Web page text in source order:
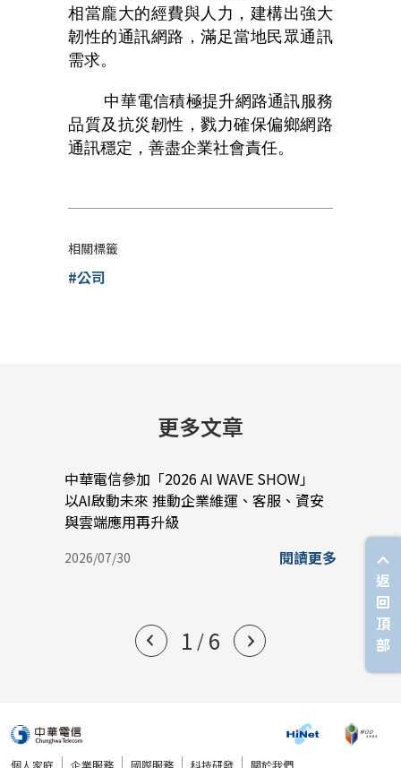
相當龐大的經費與人力，建構出強大
韌性的通訊網路，滿足當地民眾通訊
需求。
中華電信積極提升網路通訊服務
品質及抗災韌性，戮力確保偏鄉網路
通訊穩定，善盡企業社會責任。
相關標籤
#公司
更多文章
中華電信參加「2026 AI WAVE SHOW」
以AI啟動未來 推動企業維運、客服、資安
與雲端應用再升級
2026/07/30 閱讀更多
2026/
1 / 6
個人家庭 企業服務 國際服務 科技研發 關於我們
返
回
頂
部